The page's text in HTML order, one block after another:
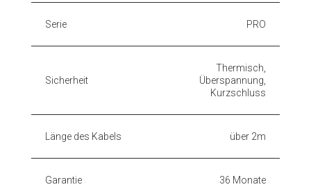
Serie PRO
Sicherheit
Thermisch,
Überspannung,
Kurzschluss
Länge des Kabels über 2m
Garantie 36 Monate